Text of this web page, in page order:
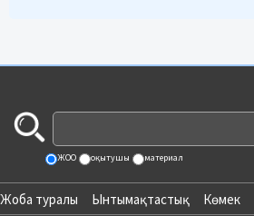
ЖОО оқытушы материал
Жоба туралы Ынтымақтастық Көмек